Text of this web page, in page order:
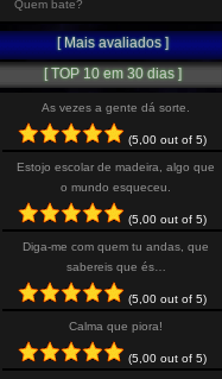
Quem bate?
[ Mais avaliados ]
[ TOP 10 em 30 dias ]
As vezes a gente dá sorte.
(5,00 out of 5)
Estojo escolar de madeira, algo que
o mundo esqueceu.
(5,00 out of 5)
Diga-me com quem tu andas, que
sabereis que és…
(5,00 out of 5)
Calma que piora!
(5,00 out of 5)